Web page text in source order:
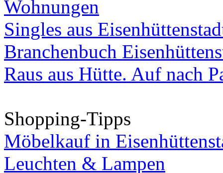
Wohnungen
Singles aus
Branchenbuch
Raus aus Hütte. Auf nach
Shopping-Tipps
Möbelkauf in
Leuchten & Lampen